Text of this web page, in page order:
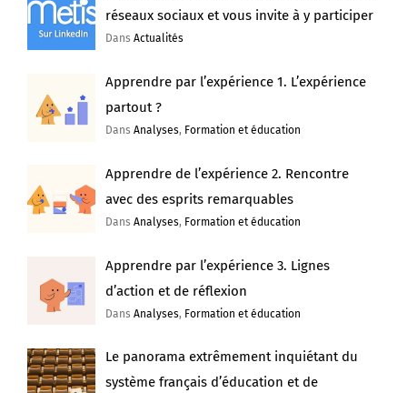
réseaux sociaux et vous invite à y participer
DansActualités
Apprendre par l’expérience 1. L’expérience
partout ?
DansAnalyses, Formation et éducation
Apprendre de l’expérience 2. Rencontre
avec des esprits remarquables
DansAnalyses, Formation et éducation
Apprendre par l’expérience 3. Lignes
d’action et de réflexion
DansAnalyses, Formation et éducation
Le panorama extrêmement inquiétant du
système français d’éducation et de